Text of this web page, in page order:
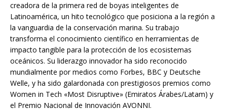
creadora de la primera red de boyas inteligentes de
Latinoamérica, un hito tecnológico que posiciona a la región a
la vanguardia de la conservación marina. Su trabajo
transforma el conocimiento científico en herramientas de
impacto tangible para la protección de los ecosistemas
oceánicos. Su liderazgo innovador ha sido reconocido
mundialmente por medios como Forbes, BBC y Deutsche
Welle, y ha sido galardonada con prestigiosos premios como
Women in Tech «Most Disruptive» (Emiratos Árabes/Latam) y
el Premio Nacional de Innovación AVONNI.